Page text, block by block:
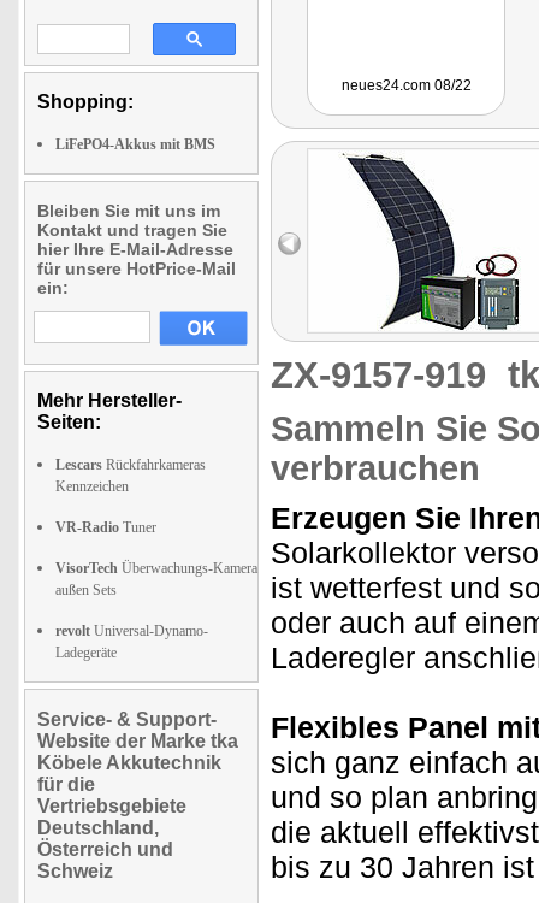
Shopping:
LiFePO4-Akkus mit BMS
Bleiben Sie mit uns im
Kontakt und tragen Sie
hier Ihre E-Mail-Adresse
für unsere HotPrice-Mail
ein:
Mehr Hersteller-
Seiten:
Lescars Rückfahrkameras
Kennzeichen
VR-Radio Tuner
VisorTech Überwachungs-Kamera
außen Sets
revolt Universal-Dynamo-
Ladegeräte
Service- & Support-
Website der Marke tka
Köbele Akkutechnik
für die
Vertriebsgebiete
Deutschland,
Österreich und
Schweiz
neues24.com 08/22
ZX-9157-919
Sammeln Sie
verbrauchen
Erzeugen Sie
Solarkollektor
ist wetterfest und
oder auch auf
Laderegler
Flexibles Panel
sich ganz einfach
und so plan
die aktuell
bis zu 30 Jahren